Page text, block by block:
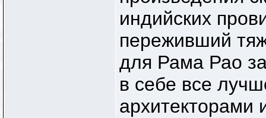
индийских
переживший
для Рама Рао
в себе все
архитекторами